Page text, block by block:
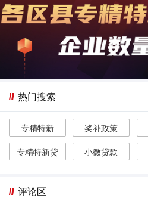
热门搜索
专精特新 奖补政策
专精特新贷
小微贷款
评论区